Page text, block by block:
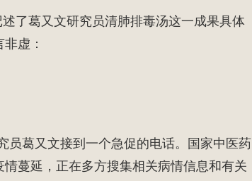
了葛又文研究员清肺排毒汤这一成果具体
虚：
员葛又文接到一个急促的电话。国家中医药
蔓延，正在多方搜集相关病情信息和有关